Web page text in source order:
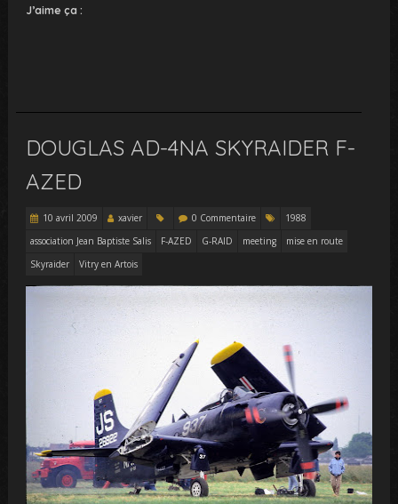
J’aime ça :
DOUGLAS AD-4NA SKYRAIDER F-
AZED
10 avril 2009 xavier 0 Commentaire
1988
association Jean Baptiste Salis
F-AZED G-RAID meeting
mise en route
Skyraider
Vitry en Artois